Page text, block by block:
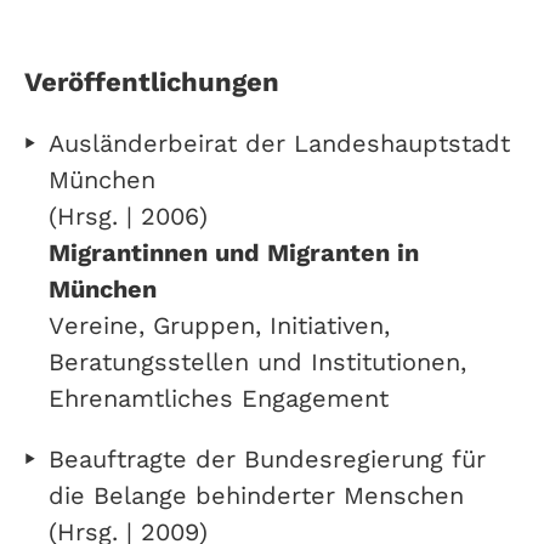
Veröffentlichungen
Ausländerbeirat der Landeshauptstadt
München
(Hrsg. | 2006)
Migrantinnen und Migranten in
München
Vereine, Gruppen, Initiativen,
Beratungsstellen und Institutionen,
Ehrenamtliches Engagement
Beauftragte der Bundesregierung für
die Belange behinderter Menschen
(Hrsg. | 2009)